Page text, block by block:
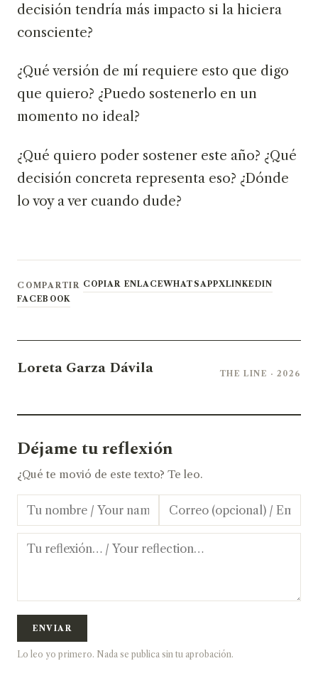
decisión tendría más impacto si la hiciera
consciente?
¿Qué versión de mí requiere esto que digo
que quiero? ¿Puedo sostenerlo en un
momento no ideal?
¿Qué quiero poder sostener este año? ¿Qué
decisión concreta representa eso? ¿Dónde
lo voy a ver cuando dude?
COMPARTIR COPIAR ENLACEWHATSAPPXLINKEDIN
FACEBOOK
Loreta Garza Dávila THE LINE · 2026
Déjame tu reflexión
¿Qué te movió de este texto? Te leo.
ENVIAR
Lo leo yo primero. Nada se publica sin tu aprobación.